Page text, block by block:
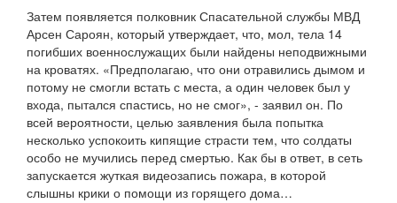
Затем появляется полковник Спасательной службы МВД
Арсен Сароян, который утверждает, что, мол, тела 14
погибших военнослужащих были найдены неподвижными
на кроватях. «Предполагаю, что они отравились дымом и
потому не смогли встать с места, а один человек был у
входа, пытался спастись, но не смог», - заявил он. По
всей вероятности, целью заявления была попытка
несколько успокоить кипящие страсти тем, что солдаты
особо не мучились перед смертью. Как бы в ответ, в сеть
запускается жуткая видеозапись пожара, в которой
слышны крики о помощи из горящего дома…